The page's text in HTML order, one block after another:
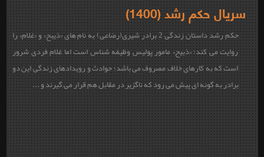
سریال حکم رشد (1400)
حکم رشد
داستان زندگی 2 برادر شیری(رضاعی) به نام های «ذیبح» و «غلام» را
روایت می کند؛ «ذبیح» مامور پولیس وظیفه شناس است اما غلام فردی شرور
است که به کارهای خلاف مصروف می باشد؛ حوادث و رویدادهای زندگی این دو
برادر به گونه ای پیش می رود که ناگزیر در مقابل هم قرار می گیرند و ...